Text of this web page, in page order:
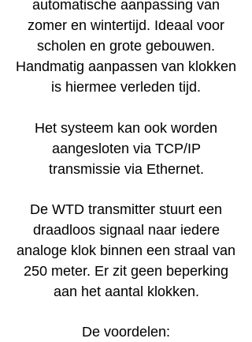
automatische aanpassing van
zomer en wintertijd. Ideaal voor
scholen en grote gebouwen.
Handmatig aanpassen van klokken
is hiermee verleden tijd.
Het systeem kan ook worden
aangesloten via TCP/IP
transmissie via Ethernet.
De WTD transmitter stuurt een
draadloos signaal naar iedere
analoge klok binnen een straal van
250 meter. Er zit geen beperking
aan het aantal klokken.
De voordelen: